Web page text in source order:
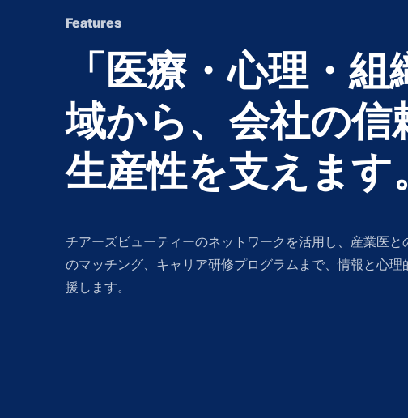
Features
「医療・心理・
域から、会社の信
生産性を支えます。
チアーズビューティーのネットワークを活用し、産業医
のマッチング、キャリア研修プログラムまで、情報と心
援します。